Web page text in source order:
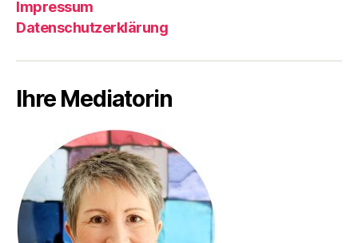
Impressum
Datenschutzerklärung
Ihre Mediatorin